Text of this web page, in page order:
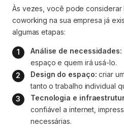
Às vezes, você pode considerar
coworking na sua empresa já
algumas etapas:
Análise de necessidades:
espaço e quem irá usá-lo.
Design do espaço: criar
tanto o trabalho individual
Tecnologia e
confiável a internet,
necessárias.